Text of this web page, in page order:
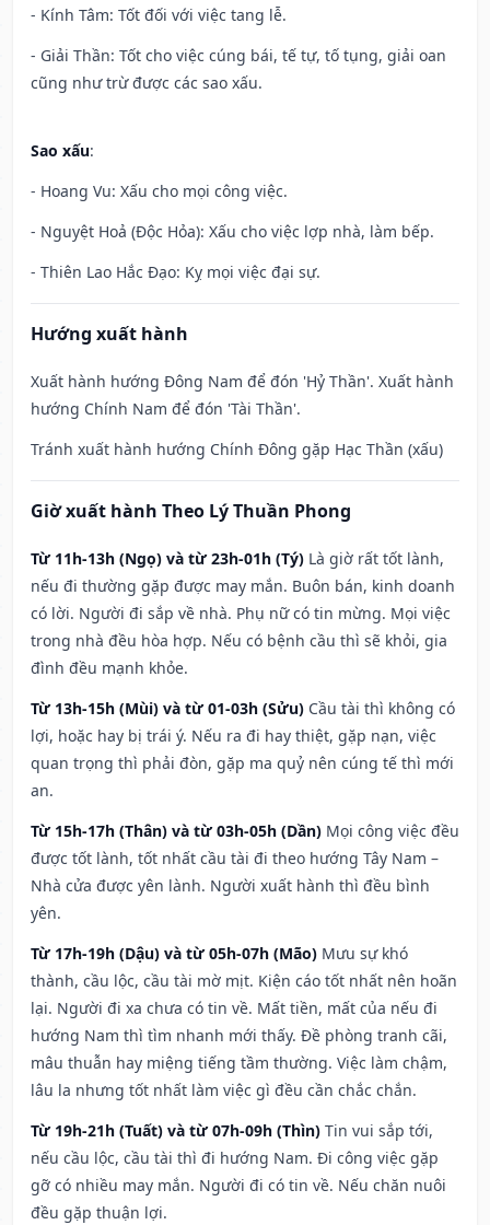
- Kính Tâm: Tốt đối với việc tang lễ.
- Giải Thần: Tốt cho việc cúng bái, tế tự, tố tụng, giải oan
cũng như trừ được các sao xấu.
Sao xấu:
- Hoang Vu: Xấu cho mọi công việc.
- Nguyệt Hoả (Độc Hỏa): Xấu cho việc lợp nhà, làm bếp.
- Thiên Lao Hắc Đạo: Kỵ mọi việc đại sự.
Hướng xuất hành
Xuất hành hướng Đông Nam để đón 'Hỷ Thần'. Xuất hành
hướng Chính Nam để đón 'Tài Thần'.
Tránh xuất hành hướng Chính Đông gặp Hạc Thần (xấu)
Giờ xuất hành Theo Lý Thuần Phong
Từ 11h-13h (Ngọ) và từ 23h-01h (Tý) Là giờ rất tốt lành,
nếu đi thường gặp được may mắn. Buôn bán, kinh doanh
có lời. Người đi sắp về nhà. Phụ nữ có tin mừng. Mọi việc
trong nhà đều hòa hợp. Nếu có bệnh cầu thì sẽ khỏi, gia
đình đều mạnh khỏe.
Từ 13h-15h (Mùi) và từ 01-03h (Sửu) Cầu tài thì không có
lợi, hoặc hay bị trái ý. Nếu ra đi hay thiệt, gặp nạn, việc
quan trọng thì phải đòn, gặp ma quỷ nên cúng tế thì mới
an.
Từ 15h-17h (Thân) và từ 03h-05h (Dần) Mọi công việc đều
được tốt lành, tốt nhất cầu tài đi theo hướng Tây Nam –
Nhà cửa được yên lành. Người xuất hành thì đều bình
yên.
Từ 17h-19h (Dậu) và từ 05h-07h (Mão) Mưu sự khó
thành, cầu lộc, cầu tài mờ mịt. Kiện cáo tốt nhất nên hoãn
lại. Người đi xa chưa có tin về. Mất tiền, mất của nếu đi
hướng Nam thì tìm nhanh mới thấy. Đề phòng tranh cãi,
mâu thuẫn hay miệng tiếng tầm thường. Việc làm chậm,
lâu la nhưng tốt nhất làm việc gì đều cần chắc chắn.
Từ 19h-21h (Tuất) và từ 07h-09h (Thìn) Tin vui sắp tới,
nếu cầu lộc, cầu tài thì đi hướng Nam. Đi công việc gặp
gỡ có nhiều may mắn. Người đi có tin về. Nếu chăn nuôi
đều gặp thuận lợi.